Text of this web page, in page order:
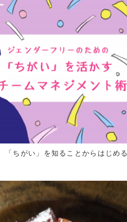
「ちがい」を知ることからはじめる